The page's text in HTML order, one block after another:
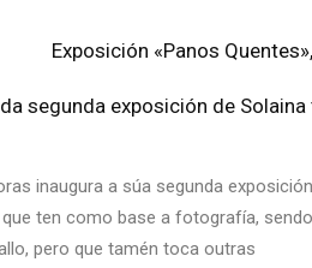
Exposición «Panos
segunda exposición de
inaugura a súa segunda exposición
ten como base a fotografía, sendo
pero que tamén toca outras